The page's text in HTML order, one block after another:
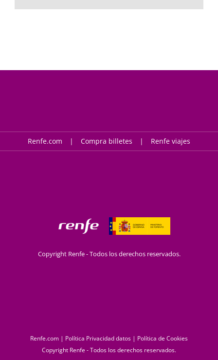
Renfe.com Compra billetes Renfe viajes
Copyright Renfe - Todos los derechos reservados.
Renfe.com | Política Privacidad datos | Política de Cookies
Copyright Renfe - Todos los derechos reservados.